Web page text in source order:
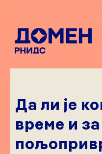
Да ли је
време и